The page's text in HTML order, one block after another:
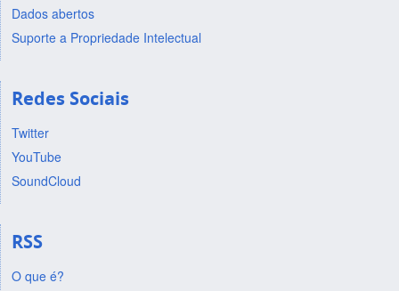
Dados abertos
Suporte a Propriedade Intelectual
Redes Sociais
Twitter
YouTube
SoundCloud
RSS
O que é?